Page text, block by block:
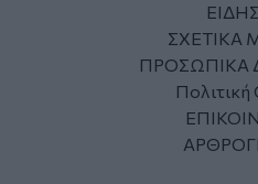
ΣΧΕΤΙΚΑ
ΠΡΟΣΩΠΙΚΑ
Πολιτική